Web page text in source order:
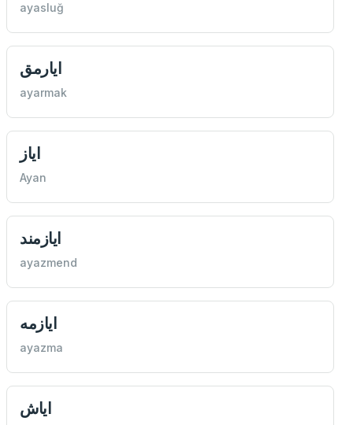
ayasluğ
ايارمق
ayarmak
اياز
Ayan
ايازمند
ayazmend
ايازمه
ayazma
اياش